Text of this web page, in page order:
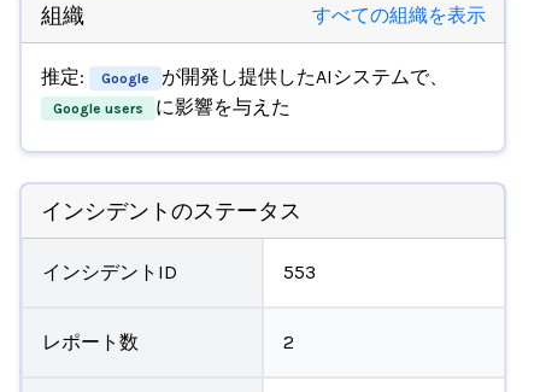
組織 すべての組織を表示
推定: Google が開発し提供したAIシステムで、
Google users に影響を与えた
インシデントのステータス
インシデントID 553
レポート数 2